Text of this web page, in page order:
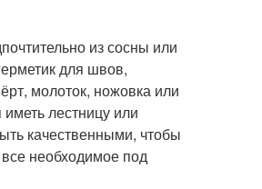
из сосны или
для швов,
молоток, ножовка или
лестницу или
качественными, чтобы
все необходимое под